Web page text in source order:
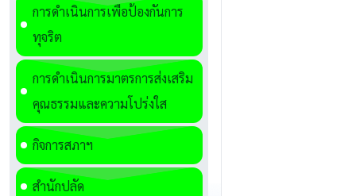
การดำเนินการเพื่อป้องกันการ
ทุจริต
การดำเนินการมาตรการส่งเสริม
คุณธรรมและความโปร่งใส
กิจการสภาฯ
สำนักปลัด